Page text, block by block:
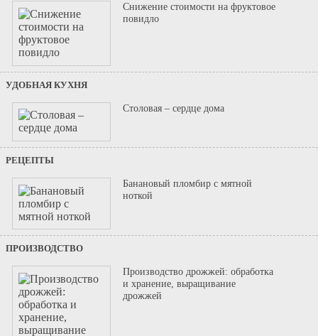
Снижение стоимости на фруктовое
повидло
УДОБНАЯ КУХНЯ
Столовая – сердце дома
РЕЦЕПТЫ
Банановый пломбир с мятной
ноткой
ПРОИЗВОДСТВО
Производство дрожжей: обработка
и хранение, выращивание
дрожжей